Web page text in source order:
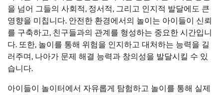
을 넘어 그들의 사회적, 정서적, 그리고 인지적 발달에도 큰
영향을 미칩니다. 안전한 환경에서의 놀이는 아이들이 신뢰
를 구축하고, 친구들과의 관계를 형성하는 중요한 시간입니
다. 또한, 놀이를 통해 위험을 인지하고 대처하는 능력을 길
러주며, 나아가 문제 해결 능력과 창의성을 발달시킬 수 있
습니다.
아이들이 놀이터에서 자유롭게 탐험하고 놀이를 통해 실제